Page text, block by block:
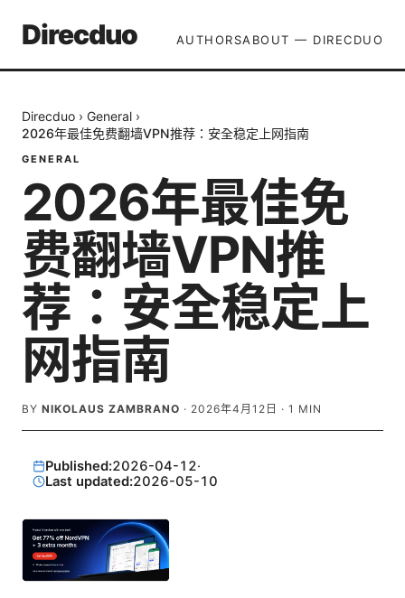
Direcduo AUTHORSABOUT — DIRECDUO
Direcduo › General ›
2026年最佳免费翻墙VPN推荐：安全稳定上网指南
GENERAL
2026年最佳免
费翻墙VPN推
荐：安全稳定上
网指南
BY NIKOLAUS ZAMBRANO · 2026年4月12日 · 1 MIN
Published:2026-04-12·
Last updated:2026-05-10